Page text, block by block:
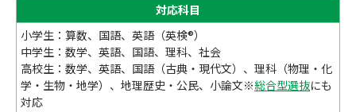
対応科目
小学生：算数、国語、英語（英検®）
中学生：数学、英語、国語、理科、社会
高校生：数学、英語、国語（古典・現代文）、理科（物理・化
学・生物・地学）、地理歴史・公民、小論文※総合型選抜にも
対応